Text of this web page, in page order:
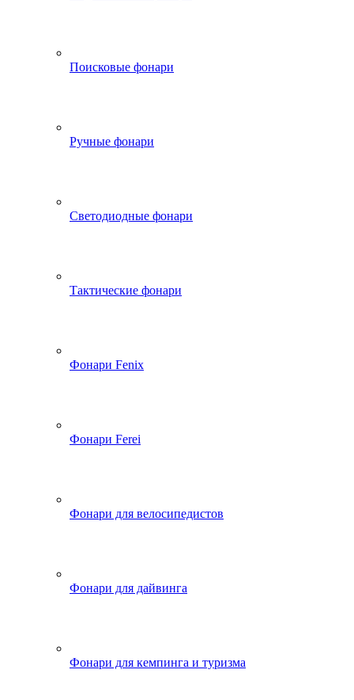
Поисковые фонари
Ручные фонари
Светодиодные фонари
Тактические фонари
Фонари Fenix
Фонари Ferei
Фонари для велосипедистов
Фонари для дайвинга
Фонари для кемпинга и туризма